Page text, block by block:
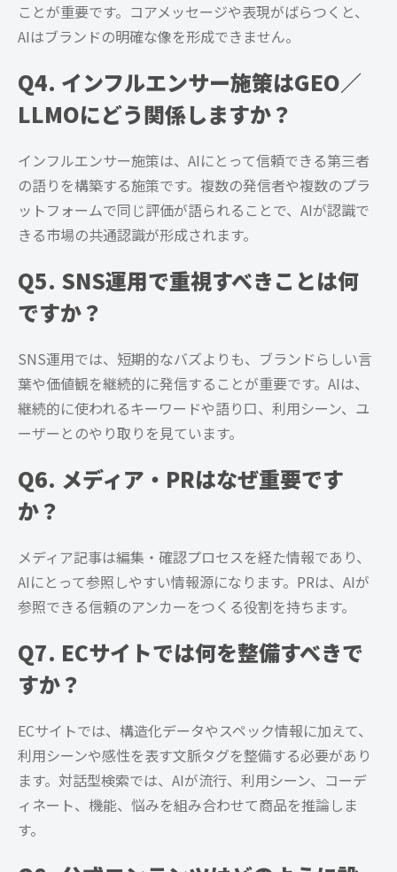
ことが重要です。コアメッセージや表現がばらつくと、
AIはブランドの明確な像を形成できません。
Q4. インフルエンサー施策はGEO／
LLMOにどう関係しますか？
インフルエンサー施策は、AIにとって信頼できる第三者
の語りを構築する施策です。複数の発信者や複数のプラ
ットフォームで同じ評価が語られることで、AIが認識で
きる市場の共通認識が形成されます。
Q5. SNS運用で重視すべきことは何
ですか？
SNS運用では、短期的なバズよりも、ブランドらしい言
葉や価値観を継続的に発信することが重要です。AIは、
継続的に使われるキーワードや語り口、利用シーン、ユ
ーザーとのやり取りを見ています。
Q6. メディア・PRはなぜ重要です
か？
メディア記事は編集・確認プロセスを経た情報であり、
AIにとって参照しやすい情報源になります。PRは、AIが
参照できる信頼のアンカーをつくる役割を持ちます。
Q7. ECサイトでは何を整備すべきで
すか？
ECサイトでは、構造化データやスペック情報に加えて、
利用シーンや感性を表す文脈タグを整備する必要があり
ます。対話型検索では、AIが流行、利用シーン、コーデ
ィネート、機能、悩みを組み合わせて商品を推論しま
す。